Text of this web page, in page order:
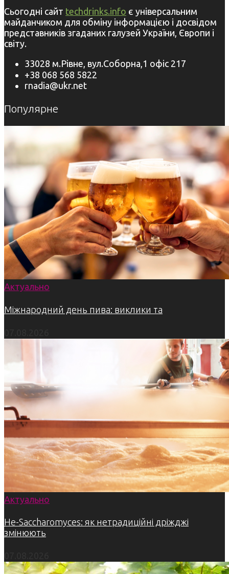
Сьогодні сайт techdrinks.info є універсальним
майданчиком для обміну інформацією і досвідом
представників згаданих галузей України, Європи і
світу.
33028 м.Рівне, вул.Соборна,1 офіс 217
+38 068 568 5822
rnadia@ukr.net
Популярне
Актуально
Міжнародний день пива: виклики та
Актуально
Не-Saccharomyces: як нетрадиційні дріжджі
змінюють